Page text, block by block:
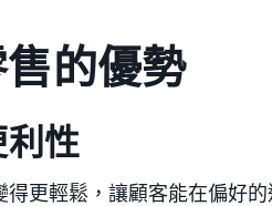
的優勢
性
得更輕鬆，讓顧客能在偏好